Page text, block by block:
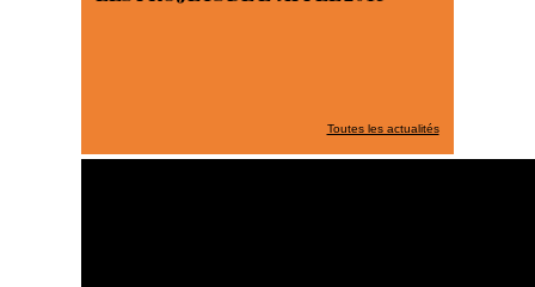
Toutes les actualités